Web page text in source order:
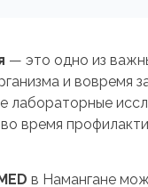
— это одно из
и вовремя
лабораторные
время
в Намангане